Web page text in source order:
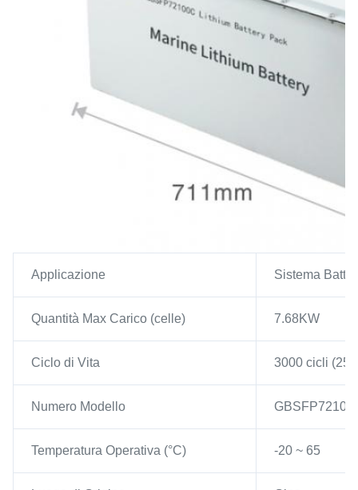
Applicazione Sistema
Quantità Max Carico (celle) 7.68KW
Ciclo di Vita 3000 cicli
Numero Modello
Temperatura Operativa (°C) -20 ~ 65